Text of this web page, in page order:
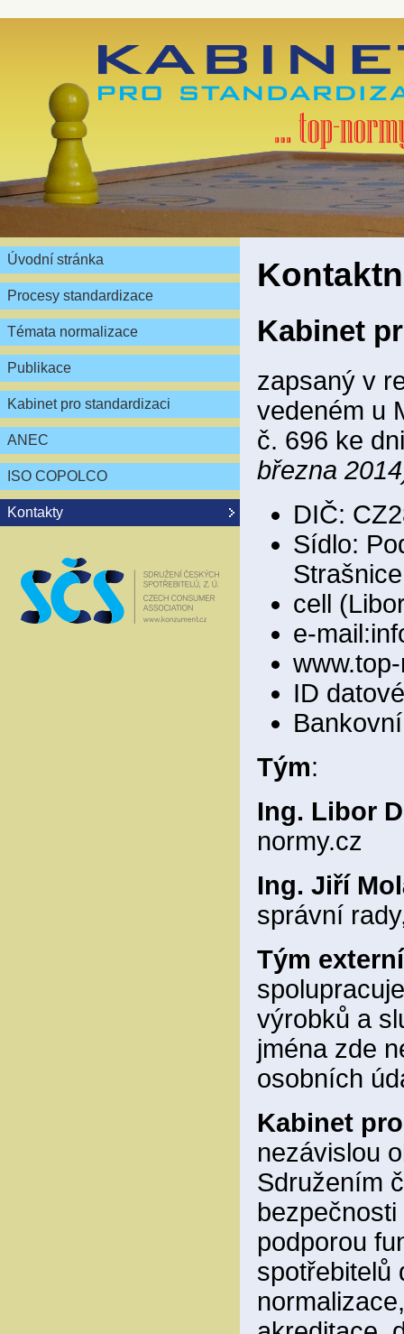
Úvodní stránka
Procesy standardizace
Témata normalizace
Publikace
Kabinet pro standardizaci
ANEC
ISO COPOLCO
Kontakty
Kabinet
zapsaný v
vedeném u
č. 696 ke
března
DIČ:
Sídlo:
Strašnice
cell
e-
ID
Tým:
Ing. Libor
normy.cz
Ing. Jiří
správní
Tým
výrobků a
jména zde
osobních
Kabinet
nezávislou
Sdružením
podporou
spotřebitelů